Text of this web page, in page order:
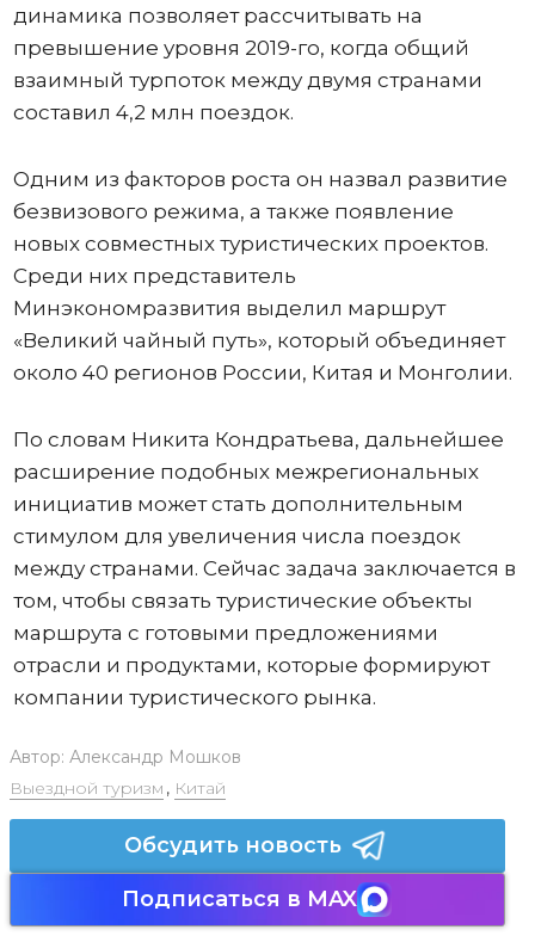
динамика позволяет рассчитывать на
превышение уровня 2019-го, когда общий
взаимный турпоток между двумя странами
составил 4,2 млн поездок.
Одним из факторов роста он назвал развитие
безвизового режима, а также появление
новых совместных туристических проектов.
Среди них представитель
Минэкономразвития выделил маршрут
«Великий чайный путь», который объединяет
около 40 регионов России, Китая и Монголии.
По словам Никита Кондратьева, дальнейшее
расширение подобных межрегиональных
инициатив может стать дополнительным
стимулом для увеличения числа поездок
между странами. Сейчас задача заключается в
том, чтобы связать туристические объекты
маршрута с готовыми предложениями
отрасли и продуктами, которые формируют
компании туристического рынка.
Автор: Александр Мошков
Выездной туризм , Китай
Обсудить новость
Подписаться в MAX